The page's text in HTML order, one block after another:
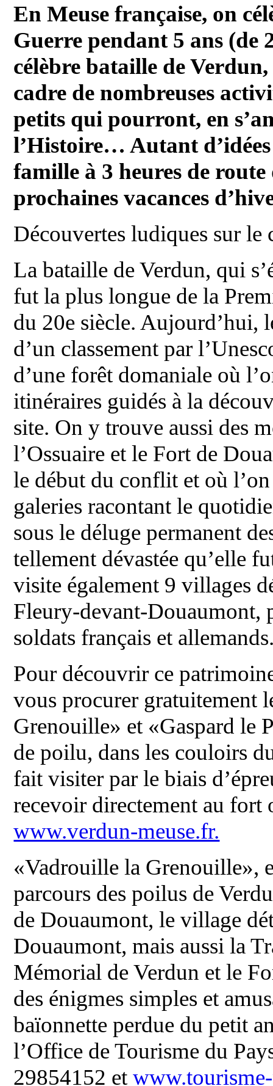
En Meuse française, on
Guerre pendant 5 ans (de
célèbre bataille de
cadre de nombreuses
petits qui pourront, en
l’Histoire… Autant
famille à 3 heures de
prochaines vacances
Découvertes ludiques sur le
La bataille de Verdun, qui
fut la plus longue de la
du 20e siècle. Aujourd’hui,
d’un classement par
d’une forêt domaniale où
itinéraires guidés à la
site. On y trouve aussi des
l’Ossuaire et le Fort de
le début du conflit et où
galeries racontant le
sous le déluge permanent
tellement dévastée qu’elle
visite également 9 villages
Fleury-devant-Douaumont,
soldats français et
Pour découvrir ce
vous procurer gratuitement
Grenouille» et «Gaspard le
de poilu, dans les couloirs
fait visiter par le biais
recevoir directement au fort
www.verdun-meuse.fr.
«Vadrouille la Grenouille»,
parcours des poilus de
de Douaumont, le village
Douaumont, mais aussi la
Mémorial de Verdun et le
des énigmes simples et
baïonnette perdue du petit
l’Office de Tourisme du
29854152 et